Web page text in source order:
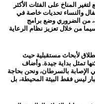
المناخ على الفئات الأكثر
والنساء تحديات خاصة في
من الضروري وضع برامج
من خلال تعزيز نظام الرعاية
لأبحاث مستقبلية حيث
تمثل بداية جيدة. وأضاف
بالسرطان، ونحن بحاجة
ليس فقط البيئة المحيطة، بل